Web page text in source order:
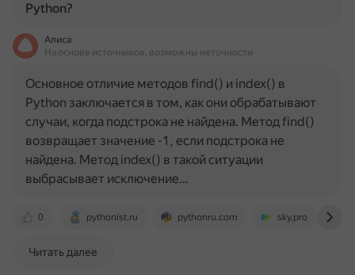
Python?
Алиса
На основе источников, возможны неточности
0 pythonist.ru pythonru.com sky.pro
Основное отличие методов find() и index() в
Python заключается в том, как они обрабатывают
случаи, когда подстрока не найдена. Метод find()
возвращает значение -1, если подстрока не
найдена. Метод index() в такой ситуации
выбрасывает исключение…
Читать далее